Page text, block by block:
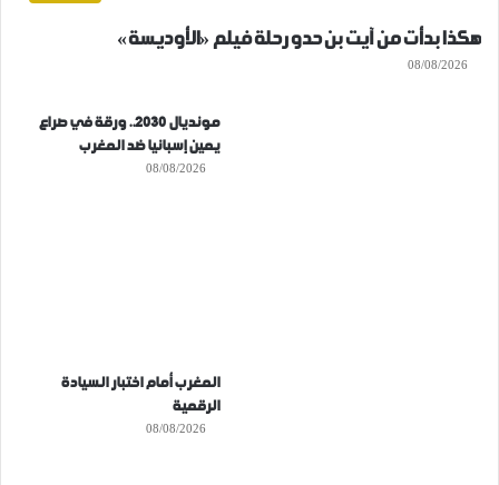
هكذا بدأت من آيت بن حدو رحلة فيلم «الأوديسة»
08/08/2026
مونديال 2030.. ورقة في صراع
يمين إسبانيا ضد المغرب
08/08/2026
المغرب أمام اختبار السيادة
الرقمية
08/08/2026